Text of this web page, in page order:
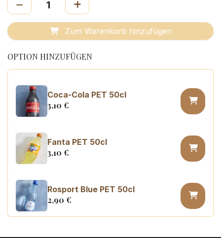
Zum Warenkorb hinzufügen
OPTION HINZUFÜGEN
Coca-Cola PET 50cl
3,10 €
Fanta PET 50cl
3,10 €
Rosport Blue PET 50cl
2,90 €